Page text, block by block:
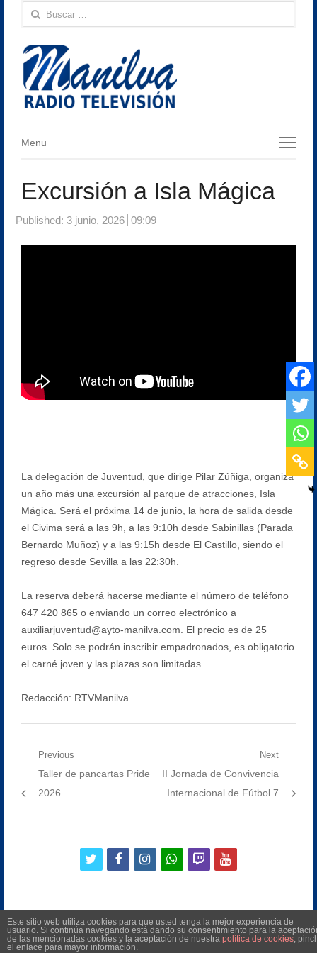
Buscar:
Menu
Menu
Excursión a Isla Mágica
Published: 3 junio, 2026 09:09
La delegación de Juventud, que dirige Pilar Zúñiga, organiza
un año más una excursión al parque de atracciones, Isla
Mágica. Será el próxima 14 de junio, la hora de salida desde
el Civima será a las 9h, a las 9:10h desde Sabinillas (Parada
Bernardo Muñoz) y a las 9:15h desde El Castillo, siendo el
regreso desde Sevilla a las 22:30h.
La reserva deberá hacerse mediante el número de teléfono
647 420 865 o enviando un correo electrónico a
auxiliarjuventud@ayto-manilva.com. El precio es de 25
euros. Solo se podrán inscribir empadronados, es obligatorio
el carné joven y las plazas son limitadas.
Redacción: RTVManilva
Navegación
Previous
Previous
post:
Taller de pancartas Pride
2026
Next
Next
post:
II Jornada de Convivencia
Internacional de Fútbol 7
twitterfacebookinstagramwhatsapp
twitchyoutube
©2026 Radio Televisión Municipal de Manilva
Este sitio web utiliza cookies para que usted tenga la mejor experiencia de
usuario. Si continúa navegando está dando su consentimiento para la
de las mencionadas cookies y la aceptación de nuestra política de cookies,
el enlace para mayor información.